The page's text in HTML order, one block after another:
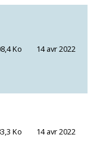
Ko 14 avr 2022
Ko 14 avr 2022